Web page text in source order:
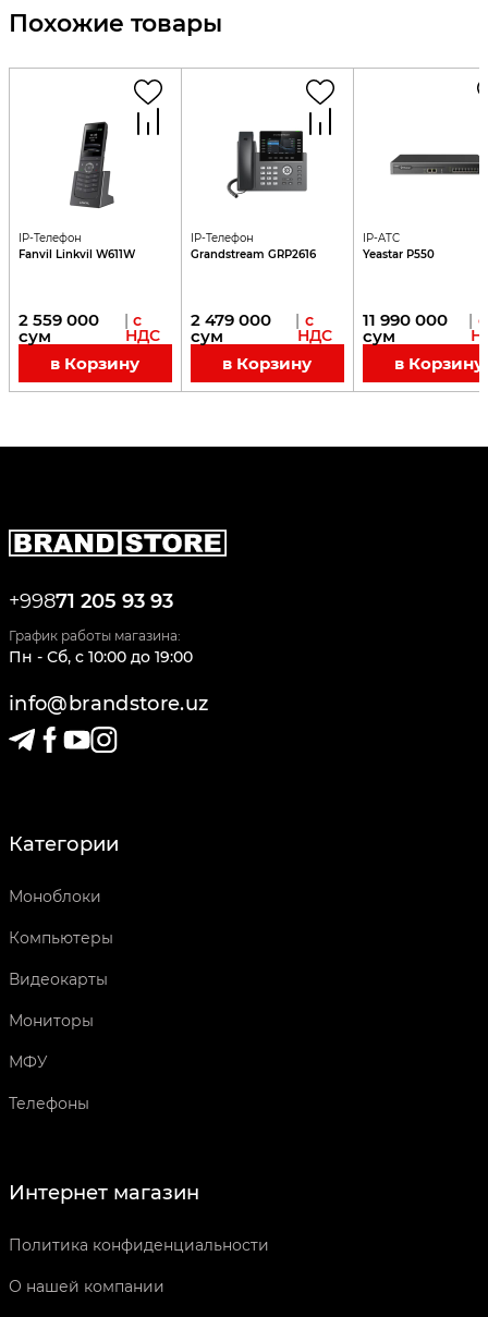
Похожие товары
IP-Телефон
Fanvil Linkvil W611W
2 559 000
сум
| с
НДС
в Корзину
IP-Телефон
Grandstream GRP2616
2 479 000
сум
| с
НДС
в Корзину
IP-ATC
Yeastar P550
11 990 000
сум
| с
в Корзину
+99871 205 93 93
График работы магазина:
Пн - Сб, c 10:00 до 19:00
info@brandstore.uz
Категории
Моноблоки
Компьютеры
Видеокарты
Мониторы
МФУ
Телефоны
Интернет магазин
Политика конфиденциальности
О нашей компании